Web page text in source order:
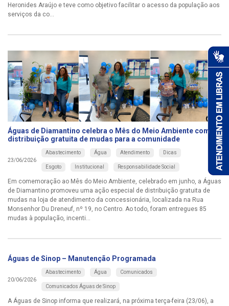
Heronides Araújo e teve como objetivo facilitar o acesso da população aos
serviços da co...
Águas de Diamantino celebra o Mês do Meio Ambiente com
distribuição gratuita de mudas para a comunidade
23/06/2026
Abastecimento Água Atendimento Dicas
Esgoto Institucional Responsabilidade Social
Em comemoração ao Mês do Meio Ambiente, celebrado em junho, a Águas
de Diamantino promoveu uma ação especial de distribuição gratuita de
mudas na loja de atendimento da concessionária, localizada na Rua
Monsenhor Du Dreneuf, nº 19, no Centro. Ao todo, foram entregues 85
mudas à população, incenti...
Águas de Sinop – Manutenção Programada
20/06/2026
Abastecimento Água Comunicados
Comunicados Águas de Sinop
A Águas de Sinop informa que realizará, na próxima terça-feira (23/06), a